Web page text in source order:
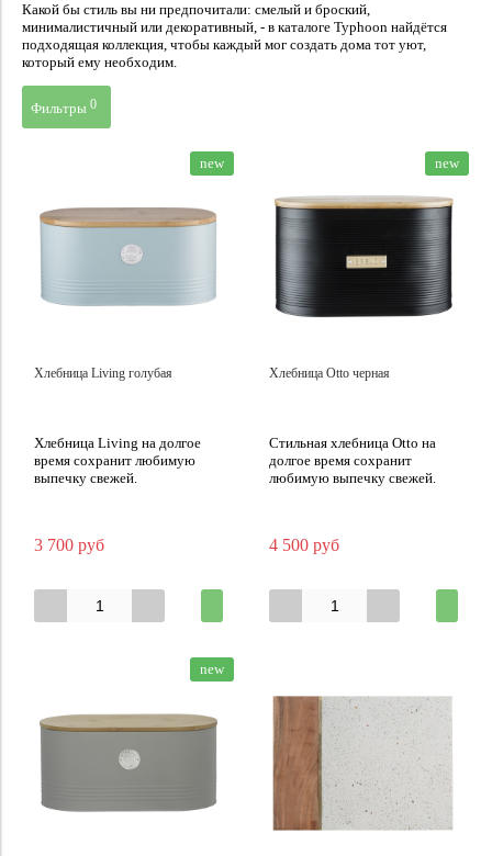
Какой бы стиль вы ни предпочитали: смелый и броский,
минималистичный или декоративный, - в каталоге Typhoon найдётся
подходящая коллекция, чтобы каждый мог создать дома тот уют,
который ему необходим.
Фильтры 0
new
Хлебница Living голубая
Хлебница Living на долгое
время сохранит любимую
выпечку свежей.
3 700 руб
new
Хлебница Otto черная
Стильная хлебница Otto на
долгое время сохранит
любимую выпечку свежей.
4 500 руб
new